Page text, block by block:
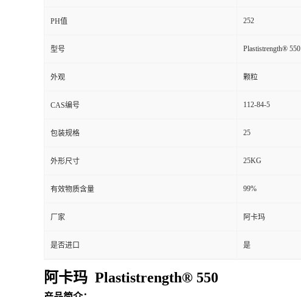
PH值 252
型号 Plastistrength® 550
外观 颗粒
CAS编号 112-84-5
包装规格 25
外形尺寸 25KG
有效物质含量 99%
厂家 阿卡玛
是否进口 是
阿卡玛 Plastistrength® 550